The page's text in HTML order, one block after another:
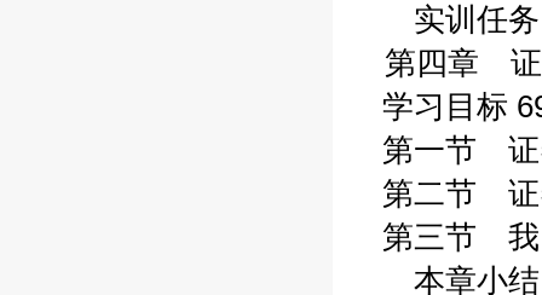
实训任务
第四章 证
学习目标
第一节 证
第二节 证
第三节 我
本章小结